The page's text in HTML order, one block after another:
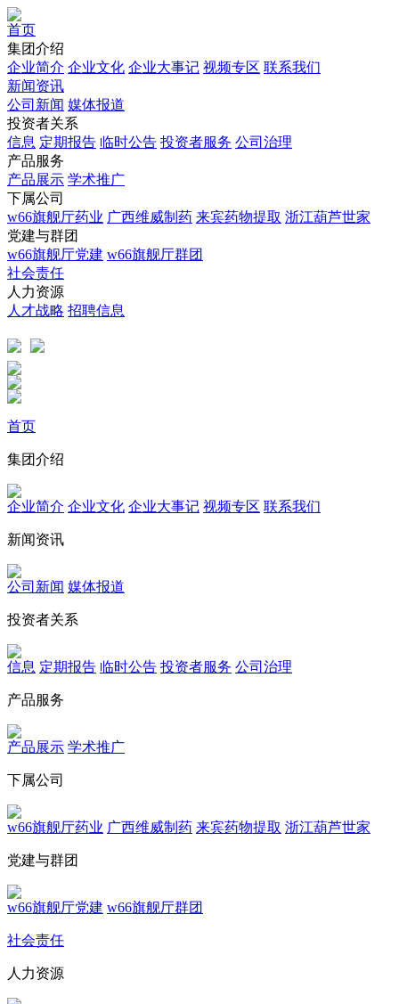
首页
集团介绍
企业简介 企业文化 企业⼤事记 视频专区 联系我们
新闻资讯
公司新闻 媒体报道
投资者关系
信息 定期报告 临时公告 投资者服务 公司治理
产品服务
产品展示 学术推广
下属公司
w66旗舰厅药业 广西维威制药 来宾药物提取 浙江葫芦世家
党建与群团
w66旗舰厅党建 w66旗舰厅群团
社会责任
人力资源
人才战略 招聘信息
首页
集团介绍
企业简介 企业文化 企业⼤事记 视频专区 联系我们
新闻资讯
公司新闻 媒体报道
投资者关系
信息 定期报告 临时公告 投资者服务 公司治理
产品服务
产品展示 学术推广
下属公司
w66旗舰厅药业 广西维威制药 来宾药物提取 浙江葫芦世家
党建与群团
w66旗舰厅党建 w66旗舰厅群团
社会责任
人力资源